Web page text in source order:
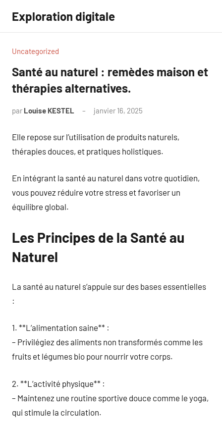
contenu
Exploration digitale
Uncategorized
Santé au naturel : remèdes maison et
thérapies alternatives.
par Louise KESTEL janvier 16, 2025
Elle repose sur l’utilisation de produits naturels,
thérapies douces, et pratiques holistiques.
En intégrant la santé au naturel dans votre quotidien,
vous pouvez réduire votre stress et favoriser un
équilibre global.
Les Principes de la Santé au
Naturel
La santé au naturel s’appuie sur des bases essentielles
:
1. **L’alimentation saine** :
– Privilégiez des aliments non transformés comme les
fruits et légumes bio pour nourrir votre corps.
2. **L’activité physique** :
– Maintenez une routine sportive douce comme le yoga,
qui stimule la circulation.